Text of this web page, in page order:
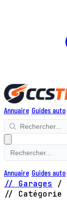
Annuaire Guides auto
Annuaire Guides auto
// Garages /
// Catégorie